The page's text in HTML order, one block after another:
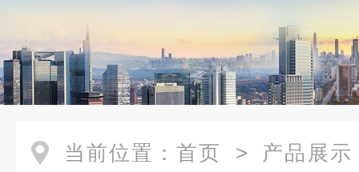
当前位置： 首页 > 产品展示